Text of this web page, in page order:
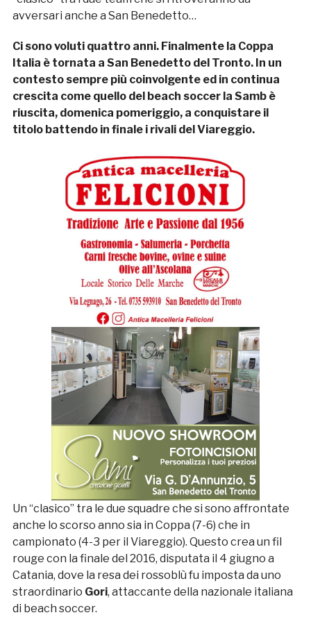
avversari anche a San Benedetto…
Ci sono voluti quattro anni. Finalmente la Coppa
Italia è tornata a San Benedetto del Tronto. In un
contesto sempre più coinvolgente ed in continua
crescita come quello del beach soccer la Samb è
riuscita, domenica pomeriggio, a conquistare il
titolo battendo in finale i rivali del Viareggio.
Un “clasico” tra le due squadre che si sono affrontate
anche lo scorso anno sia in Coppa (7-6) che in
campionato (4-3 per il Viareggio). Questo crea un fil
rouge con la finale del 2016, disputata il 4 giugno a
Catania, dove la resa dei rossoblù fu imposta da uno
straordinario Gori, attaccante della nazionale italiana
di beach soccer.